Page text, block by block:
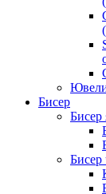
Бисер
Бисер